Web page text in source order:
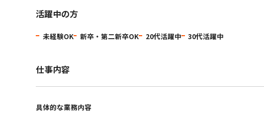
活躍中の方
未経験OK 新卒・第二新卒OK 20代活躍中 30代活躍中
仕事内容
具体的な業務内容